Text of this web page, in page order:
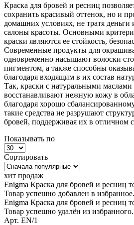
Краска для бровей и ресниц
сохранить красивый оттенок, но и
домашних условиях, не тратя деньги
салоны красоты. Основными
краски являются ее стойкость,
Современные продукты для
одновременно насыщают волоски
пигментом, а также способны
благодаря входящим в их состав
Так, краски с натуральными
восстанавливают нежную кожу в
благодаря хорошо
такие средства не разрушают
бровей, поддерживая их в отличном
Показывать по
Сортировать
хит продаж
Enigma Краска для бровей и ресниц
Товар успешно добавлен в избранное.
Enigma Краска для бровей и ресниц
Товар успешно удалён из избранного.
Арт. EN/1